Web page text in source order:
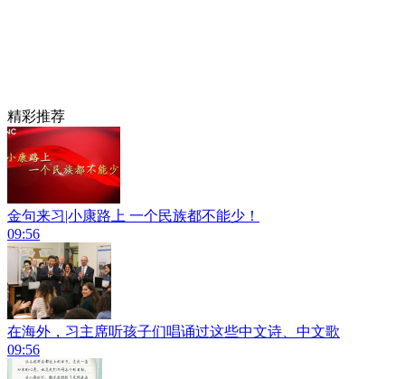
精彩推荐
金句来习|小康路上 一个民族都不能少！
09:56
在海外，习主席听孩子们唱诵过这些中文诗、中文歌
09:56